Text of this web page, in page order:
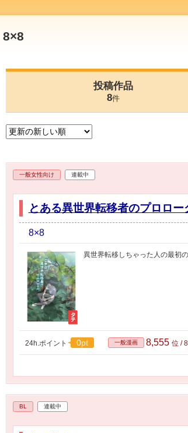
8×8
投稿作品
8件
一般女性向け 連載中
とある異世界転移者のプロロー
8×8
異世界転移しちゃった人の最初
24h.ポイント 0pt 一般漫画 8,555 位 /
BL 連載中